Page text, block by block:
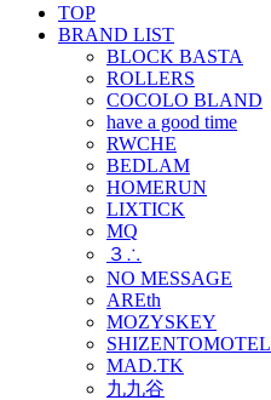
TOP
BRAND LIST
BLOCK BASTA
ROLLERS
COCOLO BLAND
have a good time
RWCHE
BEDLAM
HOMERUN
LIXTICK
MQ
３∴
NO MESSAGE
AREth
MOZYSKEY
SHIZENTOMOTEL
MAD.TK
九九谷